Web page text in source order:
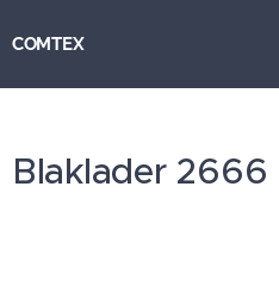
COMTEX
Blaklader 2666